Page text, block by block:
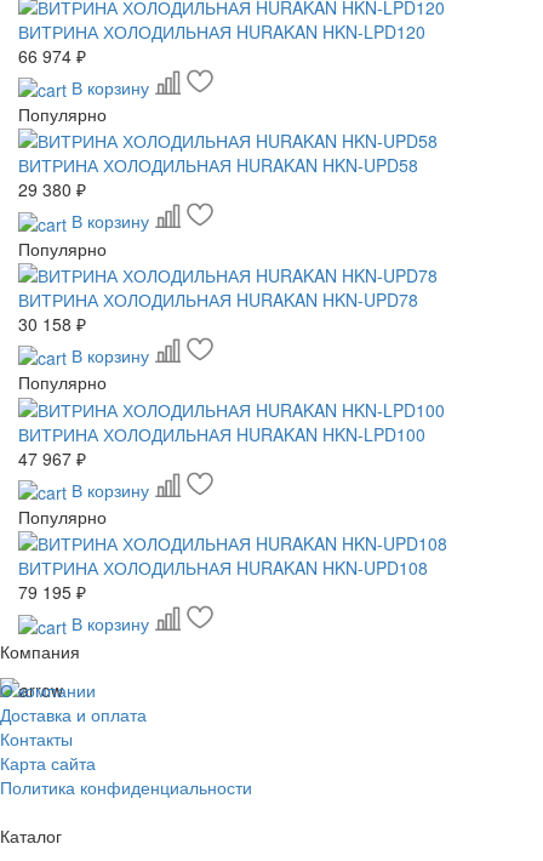
ВИТРИНА ХОЛОДИЛЬНАЯ HURAKAN HKN-LPD120
66 974 ₽
В корзину
Популярно
ВИТРИНА ХОЛОДИЛЬНАЯ HURAKAN HKN-UPD58
29 380 ₽
В корзину
Популярно
ВИТРИНА ХОЛОДИЛЬНАЯ HURAKAN HKN-UPD78
30 158 ₽
В корзину
Популярно
ВИТРИНА ХОЛОДИЛЬНАЯ HURAKAN HKN-LPD100
47 967 ₽
В корзину
Популярно
ВИТРИНА ХОЛОДИЛЬНАЯ HURAKAN HKN-UPD108
79 195 ₽
В корзину
Компания
О компании
Доставка и оплата
Контакты
Карта сайта
Политика конфиденциальности
Каталог